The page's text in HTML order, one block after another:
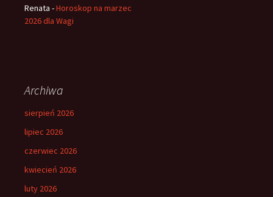
Renata -Horoskop na marzec
2026 dla Wagi
Archiwa
sierpień 2026
lipiec 2026
czerwiec 2026
kwiecień 2026
luty 2026